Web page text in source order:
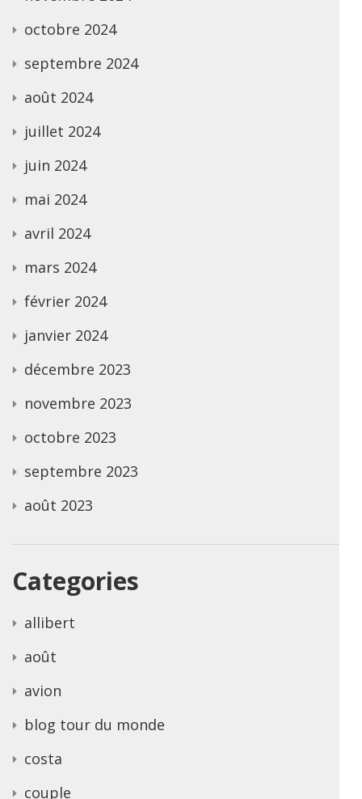
octobre 2024
septembre 2024
août 2024
juillet 2024
juin 2024
mai 2024
avril 2024
mars 2024
février 2024
janvier 2024
décembre 2023
novembre 2023
octobre 2023
septembre 2023
août 2023
Categories
allibert
août
avion
blog tour du monde
costa
couple